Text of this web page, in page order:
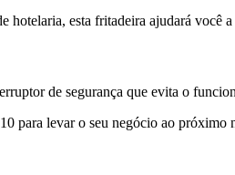
hotelaria, esta fritadeira ajudará
de segurança que evita o
para levar o seu negócio ao